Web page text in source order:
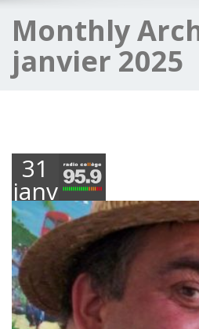
Monthly
janvier 2025
31
janvier
2025